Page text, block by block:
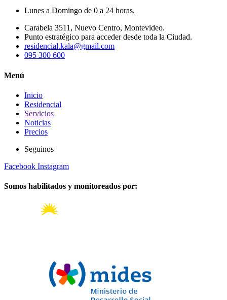
Lunes a Domingo de 0 a 24 horas.
Carabela 3511, Nuevo Centro, Montevideo.
Punto estratégico para acceder desde toda la Ciudad.
residencial.kala@gmail.com
095 300 600
Menú
Inicio
Residencial
Servicios
Noticias
Precios
Seguinos
Facebook Instagram
Somos habilitados y monitoreados por: